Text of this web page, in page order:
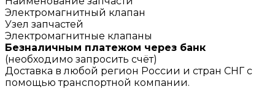
Электромагнитный клапан
Узел запчастей
Электромагнитные клапаны
Безналичным платежом через банк
(необходимо запросить счёт)
Доставка в любой регион России и стран СНГ с
помощью транспортной компании.